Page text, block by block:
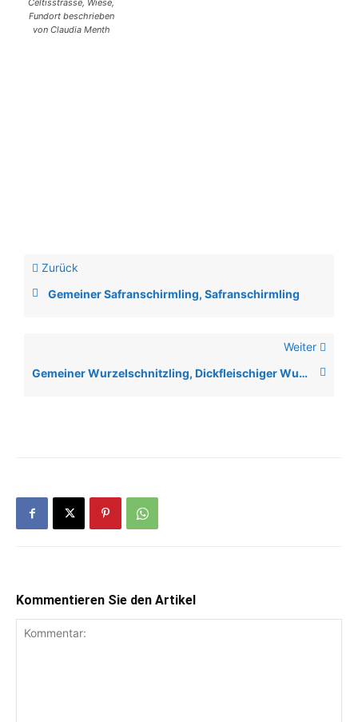
Celtisstrasse, Wiese,
Fundort beschrieben
von Claudia Menth
Zurück
Gemeiner Safranschirmling, Safranschirmling
Weiter
Gemeiner Wurzelschnitzling, Dickfleischiger Wurzelschnitzling
Kommentieren Sie den Artikel